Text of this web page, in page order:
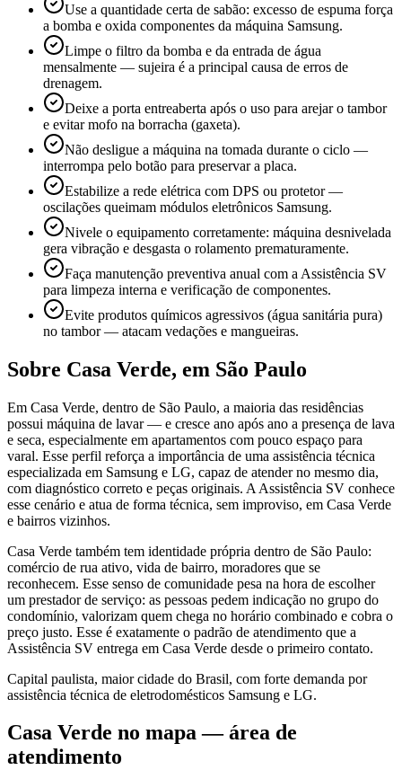
Use a quantidade certa de sabão: excesso de espuma força
a bomba e oxida componentes da máquina Samsung.
Limpe o filtro da bomba e da entrada de água
mensalmente — sujeira é a principal causa de erros de
drenagem.
Deixe a porta entreaberta após o uso para arejar o tambor
e evitar mofo na borracha (gaxeta).
Não desligue a máquina na tomada durante o ciclo —
interrompa pelo botão para preservar a placa.
Estabilize a rede elétrica com DPS ou protetor —
oscilações queimam módulos eletrônicos Samsung.
Nivele o equipamento corretamente: máquina desnivelada
gera vibração e desgasta o rolamento prematuramente.
Faça manutenção preventiva anual com a Assistência SV
para limpeza interna e verificação de componentes.
Evite produtos químicos agressivos (água sanitária pura)
no tambor — atacam vedações e mangueiras.
Sobre Casa Verde, em São Paulo
Em Casa Verde, dentro de São Paulo, a maioria das residências
possui máquina de lavar — e cresce ano após ano a presença de lava
e seca, especialmente em apartamentos com pouco espaço para
varal. Esse perfil reforça a importância de uma assistência técnica
especializada em Samsung e LG, capaz de atender no mesmo dia,
com diagnóstico correto e peças originais. A Assistência SV conhece
esse cenário e atua de forma técnica, sem improviso, em Casa Verde
e bairros vizinhos.
Casa Verde também tem identidade própria dentro de São Paulo:
comércio de rua ativo, vida de bairro, moradores que se
reconhecem. Esse senso de comunidade pesa na hora de escolher
um prestador de serviço: as pessoas pedem indicação no grupo do
condomínio, valorizam quem chega no horário combinado e cobra o
preço justo. Esse é exatamente o padrão de atendimento que a
Assistência SV entrega em Casa Verde desde o primeiro contato.
Capital paulista, maior cidade do Brasil, com forte demanda por
assistência técnica de eletrodomésticos Samsung e LG.
Casa Verde no mapa — área de
atendimento